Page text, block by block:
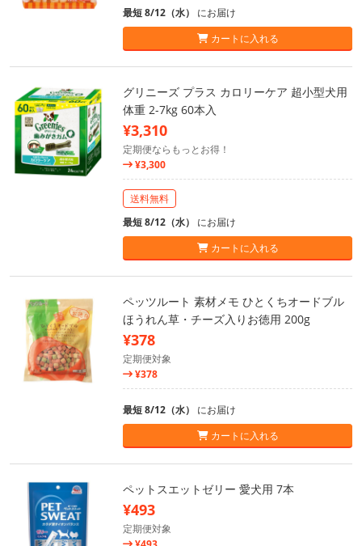
最短 8/12（水） にお届け
カートに入れる
グリニーズ プラス カロリーケア 超小型犬用
体重 2-7kg 60本入
¥3,310
定期便ならもっとお得！
¥3,300
送料無料
最短 8/12（水） にお届け
カートに入れる
ペッツルート 素材メモ ひとくちオードブル
ほうれん草・チーズ入りお徳用 200g
¥378
定期便対象
¥378
最短 8/12（水） にお届け
カートに入れる
ペットスエットゼリー 愛犬用 7本
¥493
定期便対象